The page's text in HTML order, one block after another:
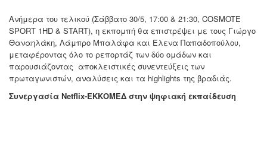
Ανήμερα του τελικού (Σάββατο 30/5, 17:00 & 21:30, COSMOTE
SPORT 1HD & START), η εκπομπή θα επιστρέψει με τους Γιώργο
Θαναηλάκη, Λάμπρο Μπαλάφα και Έλενα Παπαδοπούλου,
μεταφέροντας όλο το ρεπορτάζ των δύο ομάδων και
παρουσιάζοντας αποκλειστικές συνεντεύξεις των
πρωταγωνιστών, αναλύσεις και τα highlights της βραδιάς.
Συνεργασία Netflix-ΕΚΚΟΜΕΔ στην ψηφιακή εκπαίδευση